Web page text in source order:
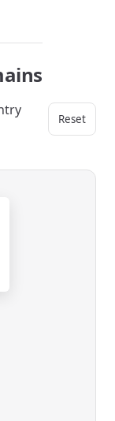
Reset